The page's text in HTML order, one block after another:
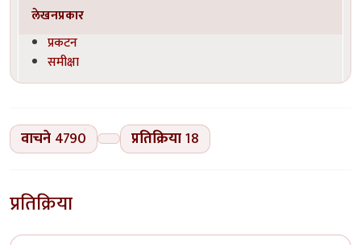
लेखनप्रकार
प्रकटन
समीक्षा
वाचने 4790 प्रतिक्रिया18
प्रतिक्रिया